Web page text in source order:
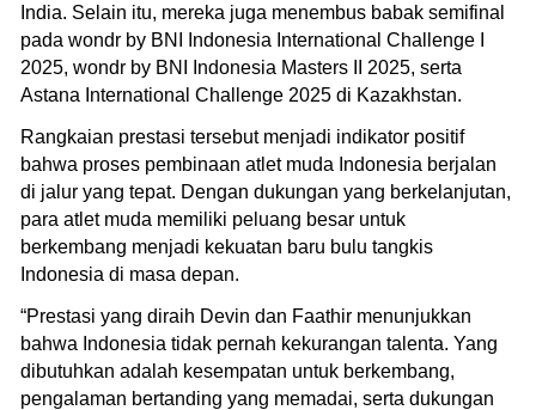
India. Selain itu, mereka juga menembus babak semifinal
pada wondr by BNI Indonesia International Challenge I
2025, wondr by BNI Indonesia Masters II 2025, serta
Astana International Challenge 2025 di Kazakhstan.
Rangkaian prestasi tersebut menjadi indikator positif
bahwa proses pembinaan atlet muda Indonesia berjalan
di jalur yang tepat. Dengan dukungan yang berkelanjutan,
para atlet muda memiliki peluang besar untuk
berkembang menjadi kekuatan baru bulu tangkis
Indonesia di masa depan.
“Prestasi yang diraih Devin dan Faathir menunjukkan
bahwa Indonesia tidak pernah kekurangan talenta. Yang
dibutuhkan adalah kesempatan untuk berkembang,
pengalaman bertanding yang memadai, serta dukungan